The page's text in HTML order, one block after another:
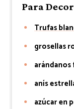
Para
Trufas
grosellas
anís
azúcar en